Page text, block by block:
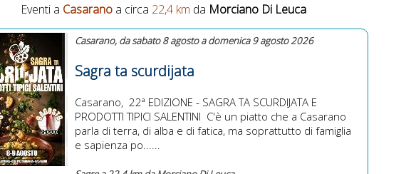
Eventi a Casarano a circa 22,4 km da Morciano Di Leuca
Casarano, da sabato 8 agosto a domenica 9 agosto 2026
Sagra ta scurdijata
Casarano, ​ 22ª EDIZIONE - SAGRA TA SCURDIJATA E
PRODOTTI TIPICI SALENTINI ​ C'è un piatto che a Casarano
parla di terra, di alba e di fatica, ma soprattutto di famiglia
e sapienza po......